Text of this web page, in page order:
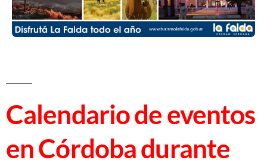
Calendario de eventos
en Córdoba durante